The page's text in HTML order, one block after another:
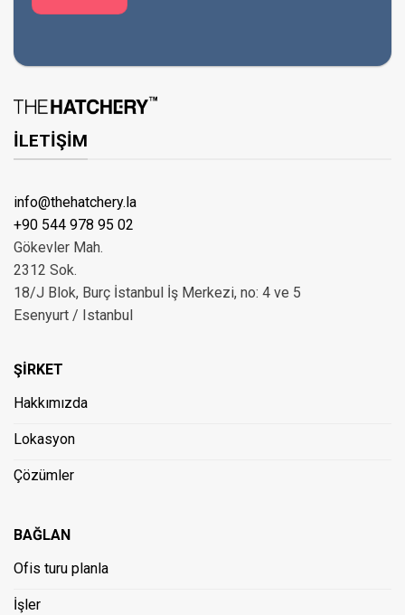
İLETİŞİM
info@thehatchery.la
+90 544 978 95 02
Gökevler Mah.
2312 Sok.
18/J Blok, Burç İstanbul İş Merkezi, no: 4 ve 5
Esenyurt / Istanbul
ŞİRKET
Hakkımızda
Lokasyon
Çözümler
BAĞLAN
Ofis turu planla
İşler